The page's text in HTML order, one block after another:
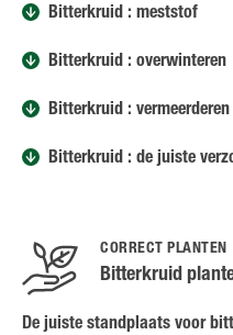
Bitterkruid : meststof
Bitterkruid : overwinteren
Bitterkruid : vermeerderen
Bitterkruid : de juiste
CORRECT PLANTEN
Bitterkruid
De juiste standplaats voor